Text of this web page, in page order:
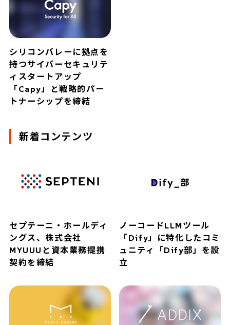
シリコンバレーに拠点を
持つサイバーセキュリテ
ィスタートアップ
「Capy」と戦略的パー
トナーシップを締結
新着コンテンツ
セプテーニ・ホールディ
ングス、株式会社
MYUUUと資本業務提携
契約を締結
ノーコードLLMツール
「Dify」に特化したコミ
ュニティ「Dify部」を設
立